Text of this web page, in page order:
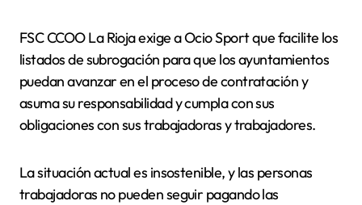
FSC CCOO La Rioja exige a Ocio Sport que facilite los
listados de subrogación para que los ayuntamientos
puedan avanzar en el proceso de contratación y
asuma su responsabilidad y cumpla con sus
obligaciones con sus trabajadoras y trabajadores.
La situación actual es insostenible, y las personas
trabajadoras no pueden seguir pagando las